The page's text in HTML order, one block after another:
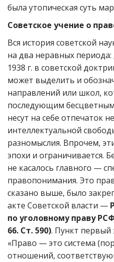
была утопическая суть
Советское учение о
Вся история советской
на два неравных периода:
1938 г. в советской
может выделить и
направлений или школ,
последующим
несут на себе отпечаток
интеллектуальной
разномыслия. Впрочем,
эпохи и ограничивается.
не касалось главного —
правопонимания. Это
сказано выше, было
акте Советской власти —
по уголовному праву
66. Ст. 590). Пункт первый
«Право — это система
отношений,